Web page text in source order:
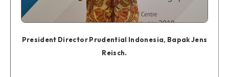
President Director Prudential Indonesia, Bapak Jens
Reisch.